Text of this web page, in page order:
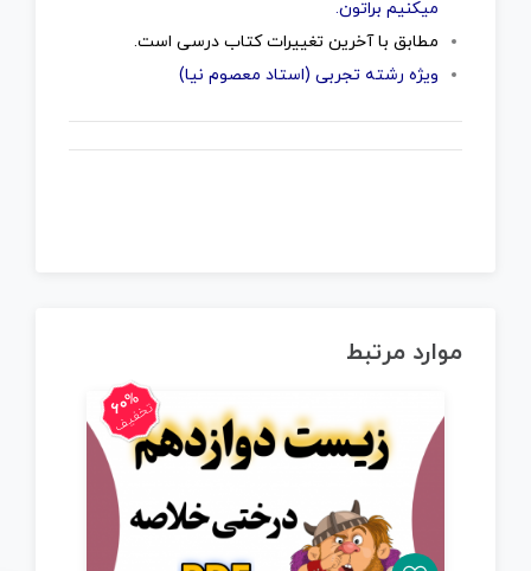
میکنیم براتون.
مطابق با آخرین تغییرات کتاب درسی است.
ویژه رشته تجربی (استاد معصوم نیا)
موارد مرتبط
60%
تخفیف